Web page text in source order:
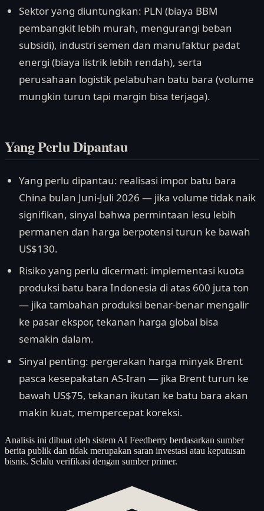
Sektor yang diuntungkan: PLN (biaya BBM
pembangkit lebih murah, mengurangi beban
subsidi), industri semen dan manufaktur padat
energi (biaya listrik lebih rendah), serta
perusahaan logistik pelabuhan batu bara (volume
mungkin turun tapi margin bisa terjaga).
Yang Perlu Dipantau
Yang perlu dipantau: realisasi impor batu bara
China bulan Juni-Juli 2026 — jika volume tidak naik
signifikan, sinyal bahwa permintaan lesu lebih
permanen dan harga berpotensi turun ke bawah
US$130.
Risiko yang perlu dicermati: implementasi kuota
produksi batu bara Indonesia di atas 600 juta ton
— jika tambahan produksi benar-benar mengalir
ke pasar ekspor, tekanan harga global bisa
semakin dalam.
Sinyal penting: pergerakan harga minyak Brent
pasca kesepakatan AS-Iran — jika Brent turun ke
bawah US$75, tekanan ikutan ke batu bara akan
makin kuat, mempercepat koreksi.
Analisis ini dibuat oleh sistem AI Feedberry berdasarkan sumber
berita publik dan tidak merupakan saran investasi atau keputusan
bisnis. Selalu verifikasi dengan sumber primer.